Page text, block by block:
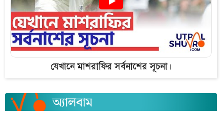
যেখানে মাশরাফির সর্বনাশের সূচনা।